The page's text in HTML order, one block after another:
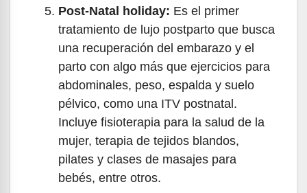
Post-Natal holiday: Es el primer
tratamiento de lujo postparto que busca
una recuperación del embarazo y el
parto con algo más que ejercicios para
abdominales, peso, espalda y suelo
pélvico, como una ITV postnatal.
Incluye fisioterapia para la salud de la
mujer, terapia de tejidos blandos,
pilates y clases de masajes para
bebés, entre otros.